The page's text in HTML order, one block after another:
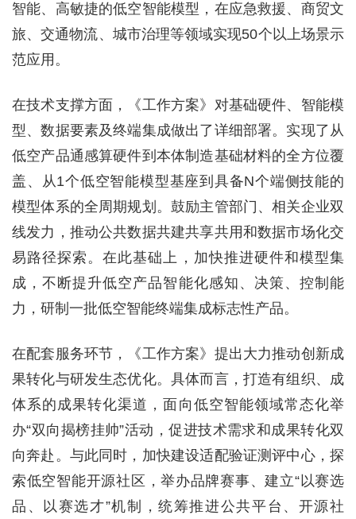
智能、高敏捷的低空智能模型，在应急救援、商贸文
旅、交通物流、城市治理等领域实现50个以上场景示
范应用。
在技术支撑方面，《工作方案》对基础硬件、智能模
型、数据要素及终端集成做出了详细部署。实现了从
低空产品通感算硬件到本体制造基础材料的全方位覆
盖、从1个低空智能模型基座到具备N个端侧技能的
模型体系的全周期规划。鼓励主管部门、相关企业双
线发力，推动公共数据共建共享共用和数据市场化交
易路径探索。在此基础上，加快推进硬件和模型集
成，不断提升低空产品智能化感知、决策、控制能
力，研制一批低空智能终端集成标志性产品。
在配套服务环节，《工作方案》提出大力推动创新成
果转化与研发生态优化。具体而言，打造有组织、成
体系的成果转化渠道，面向低空智能领域常态化举
办“双向揭榜挂帅”活动，促进技术需求和成果转化双
向奔赴。与此同时，加快建设适配验证测评中心，探
索低空智能开源社区，举办品牌赛事、建立“以赛选
品、以赛选才”机制，统筹推进公共平台、开源社